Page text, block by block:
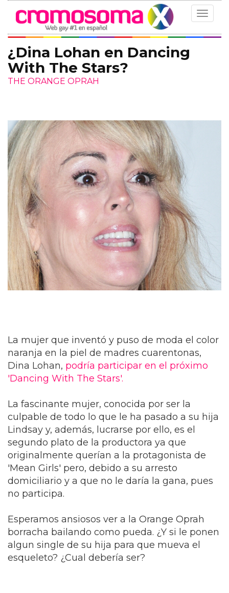
Toggle
¿Dina Lohan en Dancing
With The Stars?
THE ORANGE OPRAH
La mujer que inventó y puso de moda el color
naranja en la piel de madres cuarentonas,
Dina Lohan, podría participar en el próximo
'Dancing With The Stars'.
La fascinante mujer, conocida por ser la
culpable de todo lo que le ha pasado a su hija
Lindsay y, además, lucrarse por ello, es el
segundo plato de la productora ya que
originalmente querían a la protagonista de
'Mean Girls' pero, debido a su arresto
domiciliario y a que no le daría la gana, pues
no participa.
Esperamos ansiosos ver a la Orange Oprah
borracha bailando como pueda. ¿Y si le ponen
algun single de su hija para que mueva el
esqueleto? ¿Cual debería ser?